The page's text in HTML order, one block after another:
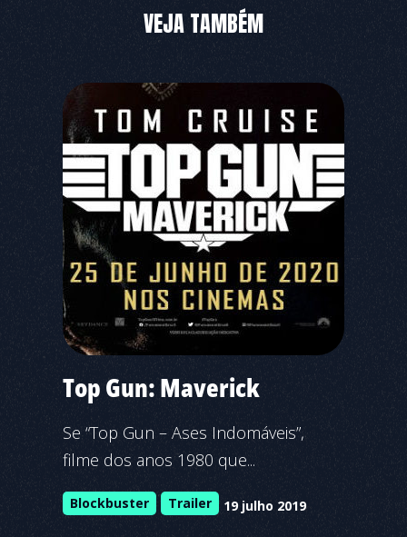
VEJA TAMBÉM
Top Gun: Maverick
Se “Top Gun – Ases Indomáveis”,
filme dos anos 1980 que...
Blockbuster Trailer 19 julho 2019